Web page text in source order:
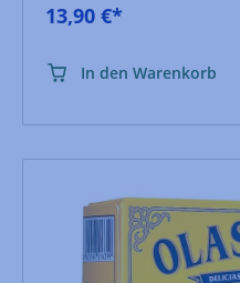
13,90 €*
In den Warenkorb